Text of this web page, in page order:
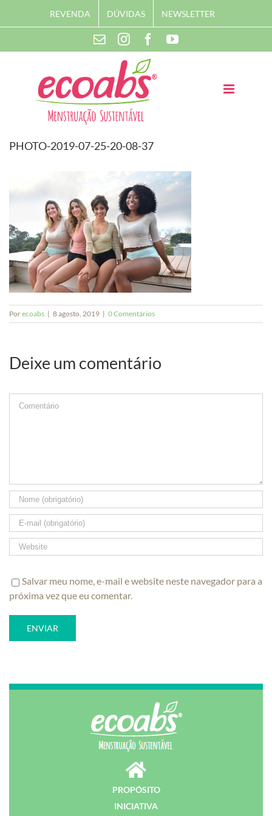
REVENDA DÚVIDAS NEWSLETTER
ContatoInstagramFacebookYouTube
PHOTO-2019-07-25-20-08-37
Porecoabs | 8 agosto, 2019 | 0 Comentários
Deixe um comentário
Comment
Salvar meu nome, e-mail e website neste navegador para a
próxima vez que eu comentar.
PROPÓSITO
INICIATIVA